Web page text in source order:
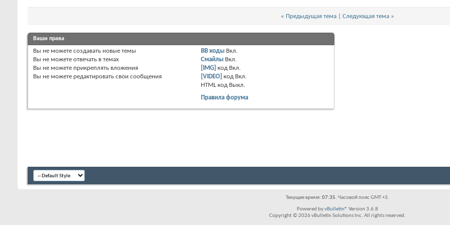
« Предыдущая тема Следующая тема »
Ваши права
Вы не можете создавать новые темы
Вы не можете отвечать в темах
Вы не можете прикреплять вложения
Вы не можете редактировать свои сообщения
BB коды Вкл.
Смайлы Вкл.
[IMG] код Вкл.
[VIDEO] код Вкл.
HTML код Выкл.
Правила форума
Текущее время: 07:35. Часовой пояс GMT +3.
Powered byvBulletin® Version 3.6.8
Copyright © 2026 vBulletin Solutions Inc. All rights reserved.